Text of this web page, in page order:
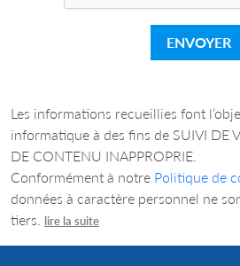
ENVOYER
Les informations recueillies font
informatique à des fins de SUIVI DE
DE CONTENU INAPPROPRIE.
Conformément à notre Politique de
données à caractère personnel ne
tiers.
lire la suite